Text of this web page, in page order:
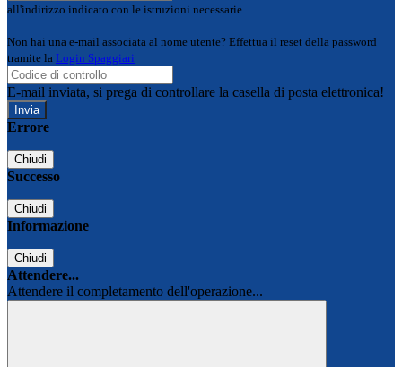
all'indirizzo indicato con le istruzioni necessarie.
Non hai una e-mail associata al nome utente? Effettua il reset della password
tramite la Login Spaggiari
E-mail inviata, si prega di controllare la casella di posta elettronica!
Errore
Chiudi
Successo
Chiudi
Informazione
Chiudi
Attendere...
Attendere il completamento dell'operazione...